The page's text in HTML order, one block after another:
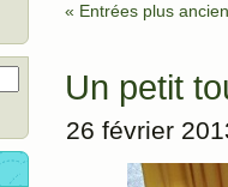
« Entrées plus
Un petit
26 février